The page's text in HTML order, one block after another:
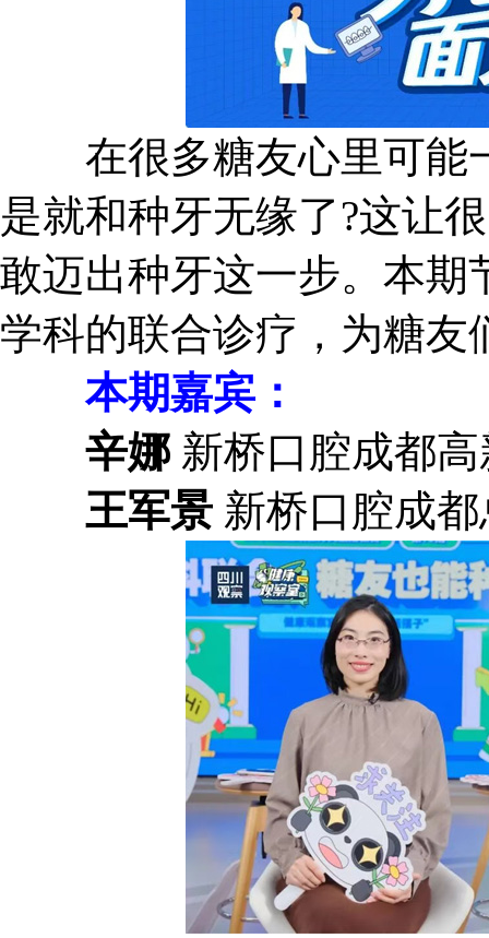
在很多糖友心里可能
是就和种牙无缘了?这让
敢迈出种牙这一步。本期
学科的联合诊疗，为糖友
本期嘉宾：
辛娜 新桥口腔成都
王军景 新桥口腔成